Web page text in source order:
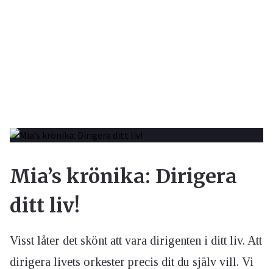
Mia’s krönika: Dirigera
ditt liv!
Visst låter det skönt att vara dirigenten i ditt liv. Att
dirigera livets orkester precis dit du själv vill. Vi